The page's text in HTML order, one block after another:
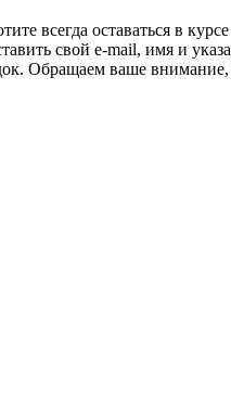
всегда оставаться в
свой e-mail, имя и
Обращаем ваше